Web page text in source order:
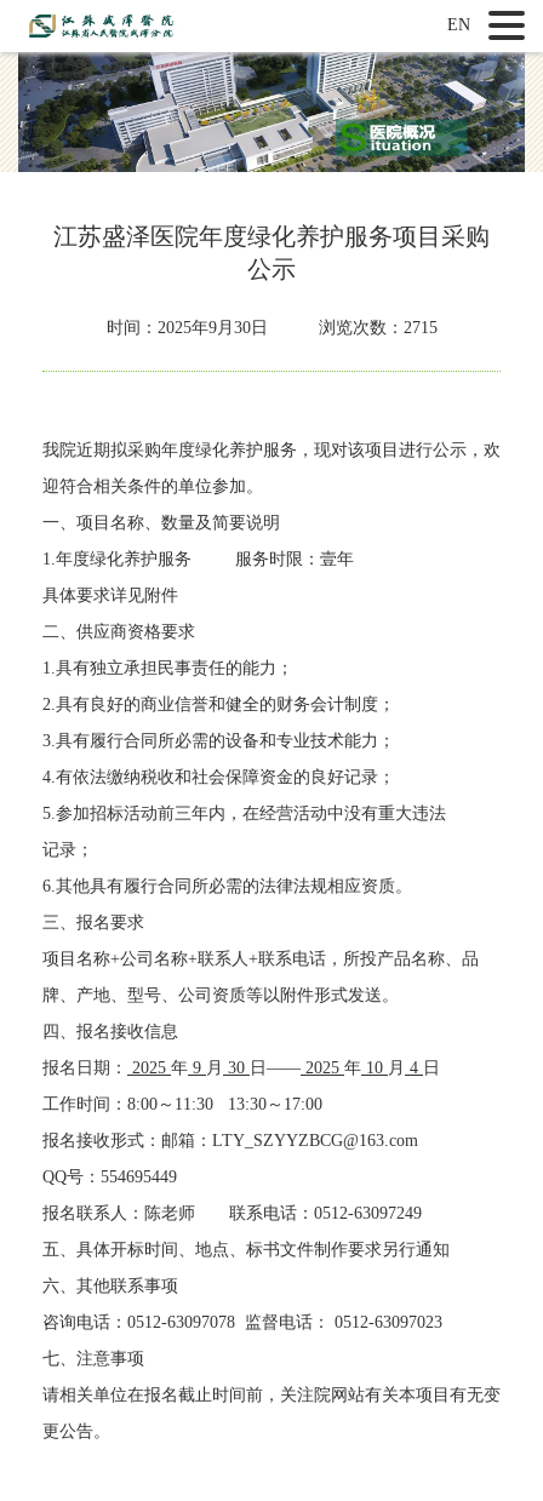
EN
江苏盛泽医院年度绿化养护服务项目采购
公示
时间： 2025年9月30日 浏览次数：2715
我院近期拟采购年度绿化养护服务，现对该项目进行公示，欢
迎符合相关条件的单位参加。
一、项目名称、数量及简要说明
1. 年度绿化养护服务
服务时限：壹年
具体要求详见附件
二、供应商资格要求
1. 具有独立承担民事责任的能力；
2. 具有良好的商业信誉和健全的财务会计制度；
3. 具有履行合同所必需的设备和专业技术能力；
4. 有依法缴纳税收和社会保障资金的良好记录；
5. 参加招标活动前三年内，在经营活动中没有重大违法
记录；
6. 其他具有履行合同所必需的法律法规相应资质。
三、报名要求
项目名称+公司名称+联系人+联系电话，所投产品名称、品
牌、产地、型号、公司资质等以附件形式发送。
四、报名接收信息
报名日期：
2025 年 9 月 30 日 —— 2025 年 10 月 4 日
工作时间： 8:00～11:30 13:30～17:00
报名接收形式：邮箱： LTY_SZYYZBCG@163.com
QQ号：554695449
报名联系人：陈老师
联系电话： 0512-63097249
五、具体开标时间、地点、标书文件制作要求另行通知
六、其他联系事项
咨询电话： 0512-63097078 监督电话： 0512-63097023
七
注意事项
请相关单位在报名截止时间前，关注院网站有关本项目有无变
更公告。